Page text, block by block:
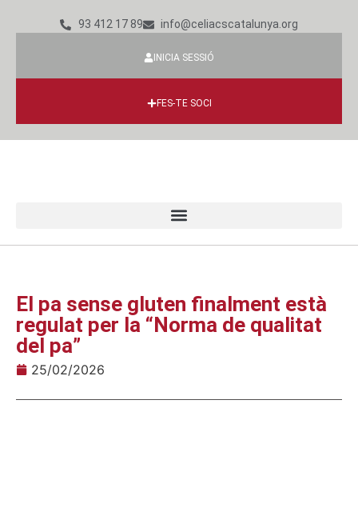
93 412 17 89 info@celiacscatalunya.org
INICIA SESSIÓ
FES-TE SOCI
El pa sense gluten finalment està
regulat per la “Norma de qualitat
del pa”
25/02/2026